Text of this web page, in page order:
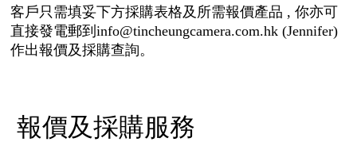
客戶只需填妥下方採購表格及所需報價產品 , 你亦可
直接發電郵到info@tincheungcamera.com.hk (Jennifer)
作出報價及採購查詢。